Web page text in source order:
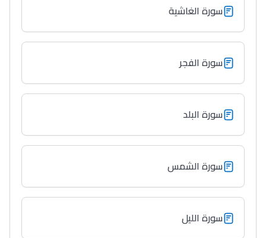
سورة الغاشية
سورة الفجر
سورة البلد
سورة الشمس
سورة الليل